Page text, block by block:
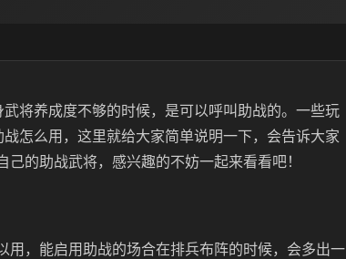
将养成度不够的时候，是可以呼叫助战的。一些玩
怎么用，这里就给大家简单说明一下，会告诉大家
的助战武将，感兴趣的不妨一起来看看吧！
用，能启用助战的场合在排兵布阵的时候，会多出一